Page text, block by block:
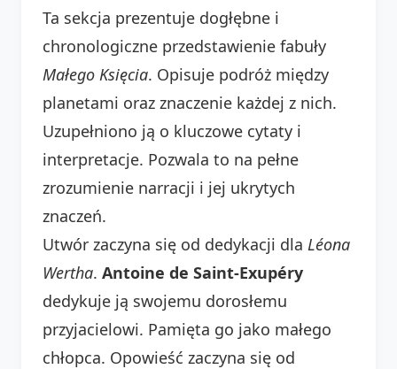
Ta sekcja prezentuje dogłębne i
chronologiczne przedstawienie fabuły
Małego Księcia. Opisuje podróż między
planetami oraz znaczenie każdej z nich.
Uzupełniono ją o kluczowe cytaty i
interpretacje. Pozwala to na pełne
zrozumienie narracji i jej ukrytych
znaczeń.
Utwór zaczyna się od dedykacji dla Léona
Wertha. Antoine de Saint-Exupéry
dedykuje ją swojemu dorosłemu
przyjacielowi. Pamięta go jako małego
chłopca. Opowieść zaczyna się od